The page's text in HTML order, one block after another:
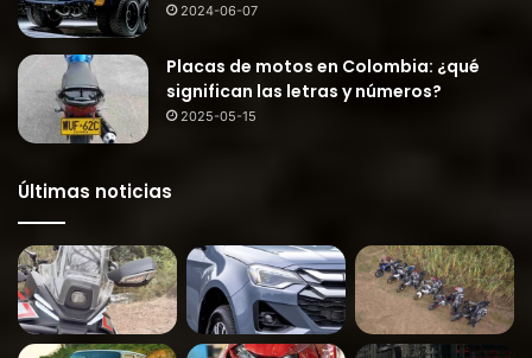
2024-06-07
Placas de motos en Colombia: ¿qué
significan las letras y números?
2025-05-15
Últimas noticias